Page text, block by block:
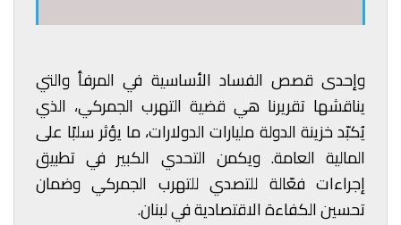
وإحدى قصص الفساد الأساسية في المرفأ والتي
يناقشها تقريرنا هي قضية التهرب الجمركي، الذي
يُكبّد خزينة الدولة مليارات الدولارات، ما يؤثر سلبًا على
المالية العامة. ويكمن التحدي الكبير في تطبيق
إجراءات فعّالة للتصدي للتهرب الجمركي وضمان
تحسين الكفاءة الاقتصادية في لبنان.